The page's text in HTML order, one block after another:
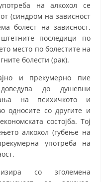
на алкохол се
(синдром на зависност
болест на зависност.
последици по
место по болестите на
болести (рак).
и прекумерно пие
до душевни
на психичкото и
односите со другите и
состојба. Тој
алкохол (губење на
употреба на
со зголемена